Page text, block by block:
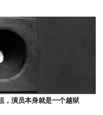
，演员本身就是一个越狱